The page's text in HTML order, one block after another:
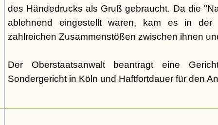
des Händedrucks als Gruß gebraucht. Da die
ablehnend eingestellt waren, kam es in
zahlreichen Zusammenstößen zwischen ihnen
Der Oberstaatsanwalt beantragt eine
Sondergericht in Köln und Haftfortdauer für den